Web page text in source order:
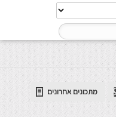
מתכונים אחרונים